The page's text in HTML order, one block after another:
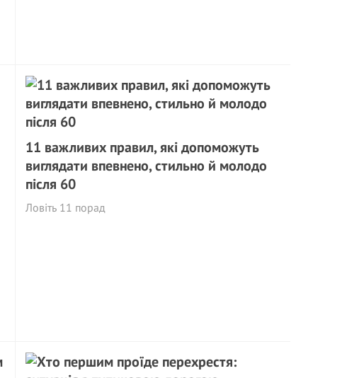
11 важливих правил, які допоможуть
виглядати впевнено, стильно й молодо
після 60
Ловіть 11 порад